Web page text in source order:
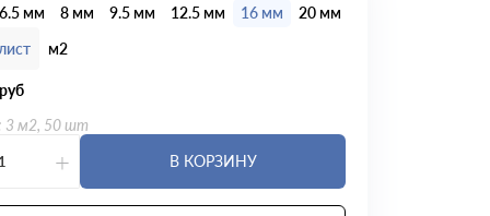
6.5 мм 8 мм 9.5 мм 12.5 мм 16 мм
20 мм
лист м2
руб
3 м2, 50 шт
+ В КОРЗИНУ